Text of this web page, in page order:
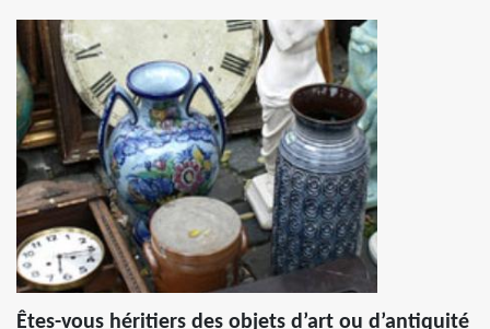
Êtes-vous héritiers des objets d’art ou d’antiquité